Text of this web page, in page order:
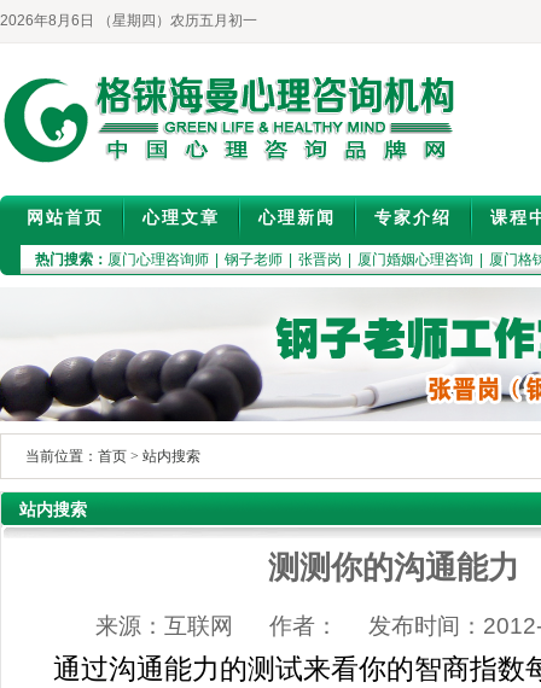
2026年8月6日 （星期四）农历五月初一
网站首页 心理文章 心理新闻 专家介绍 课程
热门搜索： 厦门心理咨询师 钢子老师 张晋岗 厦门婚姻心理咨询 厦门格
当前位置： 首页 > 站内搜索
站内搜索
测测你的沟通能力
来源：互联网 作者： 发布时间：
通过沟通能力的测试来看你的智商指数